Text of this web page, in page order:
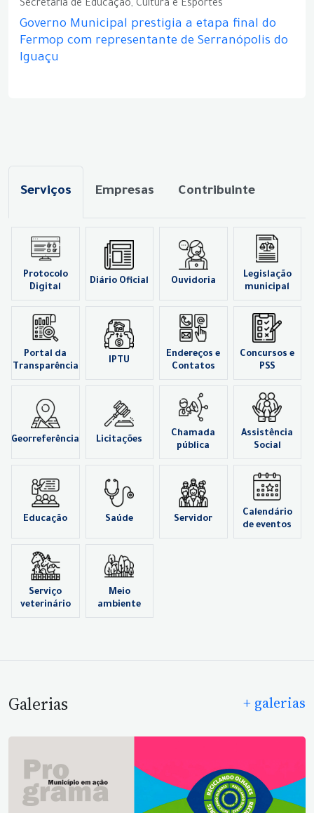
Secretaria de Educação, Cultura e Esportes
Governo Municipal prestigia a etapa final do
Fermop com representante de Serranópolis do
Iguaçu
Serviços Empresas Contribuinte
Protocolo
Digital
Diário Oficial Ouvidoria
Legislação
municipal
Portal da
Transparência
IPTU
Endereços e
Contatos
Concursos e
PSS
Georreferência Licitações
Chamada
pública
Assistência
Social
Educação Saúde Servidor
Calendário
de eventos
Serviço
veterinário
Meio
ambiente
Galerias + galerias